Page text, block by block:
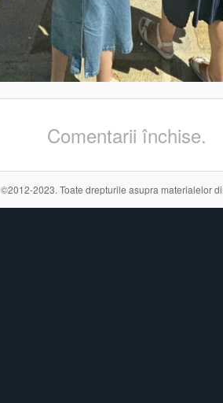
Comentarii închise.
©2012-2023. Toate drepturile asupra materialelor